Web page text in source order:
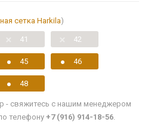
сетка Harkila)
41 42
45 46
48
- свяжитесь с нашим менеджером
телефону +7 (916) 914-18-56.